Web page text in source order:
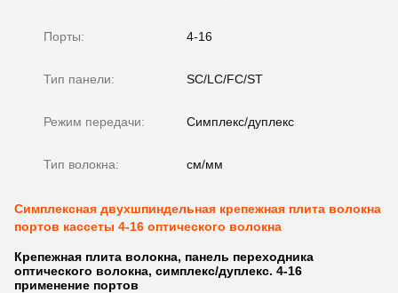
Порты: 4-16
Тип панели: SC/LC/FC/ST
Режим передачи: Симплекс/дуплекс
Тип волокна: см/мм
Симплексная двухшпиндельная крепежная плита волокна
портов кассеты 4-16 оптического волокна
Крепежная плита волокна, панель переходника
оптического волокна, симплекс/дуплекс. 4-16
применение портов